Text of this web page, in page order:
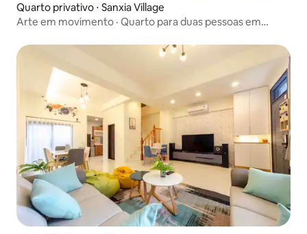
Quarto privativo ⋅ Sanxia Village
Arte em movimento · Quarto para duas pessoas em